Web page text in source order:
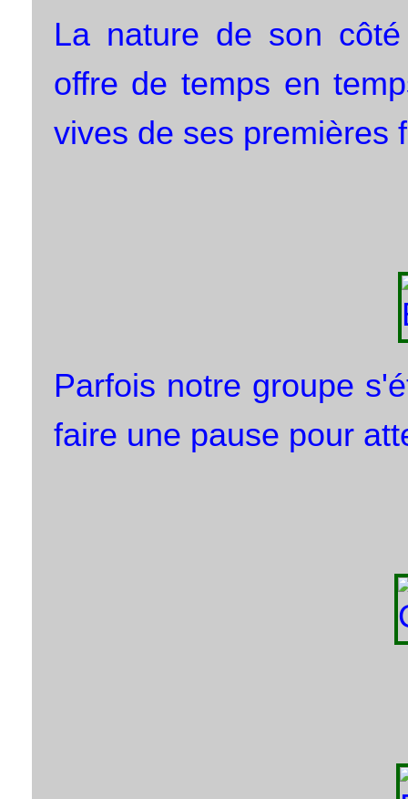
La nature de son
offre de temps en
vives de ses premières
Parfois notre groupe
faire une pause pour